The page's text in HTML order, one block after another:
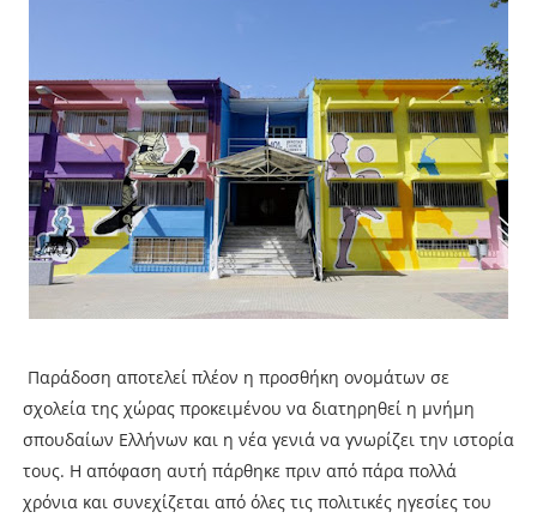
Παράδοση αποτελεί πλέον η προσθήκη ονομάτων σε
σχολεία της χώρας προκειμένου να διατηρηθεί η μνήμη
σπουδαίων Ελλήνων και η νέα γενιά να γνωρίζει την ιστορία
τους. Η απόφαση αυτή πάρθηκε πριν από πάρα πολλά
χρόνια και συνεχίζεται από όλες τις πολιτικές ηγεσίες του